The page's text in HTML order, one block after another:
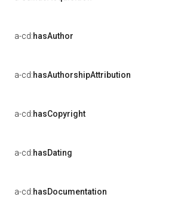
a-cd:hasAuthor
a-cd:hasAuthorshipAttribution
a-cd:hasCopyright
a-cd:hasDating
a-cd:hasDocumentation